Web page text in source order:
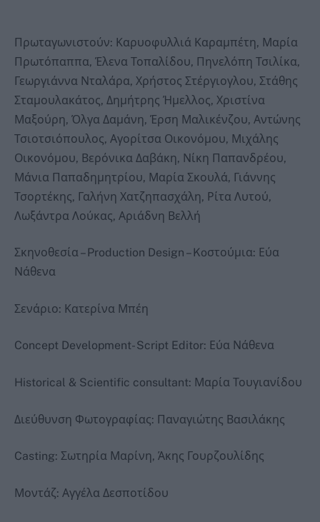
Πρωταγωνιστούν: Καρυοφυλλιά Καραμπέτη, Μαρία
Πρωτόπαππα, Έλενα Τοπαλίδου, Πηνελόπη Τσιλίκα,
Γεωργιάννα Νταλάρα, Χρήστος Στέργιογλου, Στάθης
Σταμουλακάτος, Δημήτρης Ήμελλος, Χριστίνα
Μαξούρη, Όλγα Δαμάνη, Έρση Μαλικένζου, Αντώνης
Τσιοτσιόπουλος, Αγορίτσα Οικονόμου, Μιχάλης
Οικονόμου, Βερόνικα Δαβάκη, Νίκη Παπανδρέου,
Μάνια Παπαδημητρίου, Μαρία Σκουλά, Γιάννης
Τσορτέκης, Γαλήνη Χατζηπασχάλη, Ρίτα Λυτού,
Λωξάντρα Λούκας, Αριάδνη Βελλή
Σκηνοθεσία – Production Design – Koστούμια: Εύα
Νάθενα
Σενάριο: Κατερίνα Μπέη
Concept Development- Script Editor: Εύα Νάθενα
Historical & Scientific consultant: Μαρία Τουγιανίδου
Διεύθυνση Φωτογραφίας: Παναγιώτης Βασιλάκης
Casting: Σωτηρία Μαρίνη, Άκης Γουρζουλίδης
Μοντάζ: Αγγέλα Δεσποτίδου